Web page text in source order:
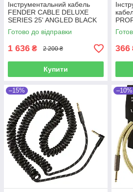
Інструментальний кабель
FENDER CABLE DELUXE
SERIES 25' ANGLED BLACK
TWEED (7.5 м)
Готово до відправки
1 636 ₴ 2 200 ₴
Купити
366
–15% –10%